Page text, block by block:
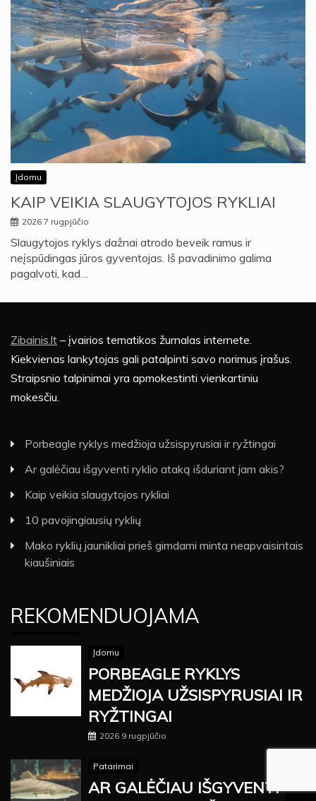
Įdomu
KAIP VEIKIA SLAUGYTOJOS RYKLIAI
2026 7 rugpjūčio
Slaugytojos ryklys dažnai atrodo beveik ramus ir
neįspūdingas jūros gyventojas. Iš pavadinimo galima
pagalvoti, kad…
Zibainis.lt – įvairios tematikos žurnalas internete.
Kiekvienas lankytojas gali patalpinti savo norimus įrašus.
Straipsnio talpinimai yra apmokestinti vienkartiniu
mokesčiu.
Porbeagle ryklys medžioja užsispyrusiai ir ryžtingai
Ar galėčiau išgyventi ryklio ataką išduriant jam akis?
Kaip veikia slaugytojos rykliai
10 pavojingiausių ryklių
Mako ryklių jaunikliai prieš gimdami minta neapvaisintais
kiaušiniais
REKOMENDUOJAMA
Įdomu
PORBEAGLE RYKLYS
MEDŽIOJA UŽSISPYRUSIAI IR
RYŽTINGAI
2026 9 rugpjūčio
Patarimai
AR GALĖČIAU IŠGYVENTI